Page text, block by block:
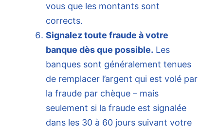
vous que les montants sont
corrects.
Signalez toute fraude à votre
banque dès que possible. Les
banques sont généralement tenues
de remplacer l’argent qui est volé par
la fraude par chèque – mais
seulement si la fraude est signalée
dans les 30 à 60 jours suivant votre